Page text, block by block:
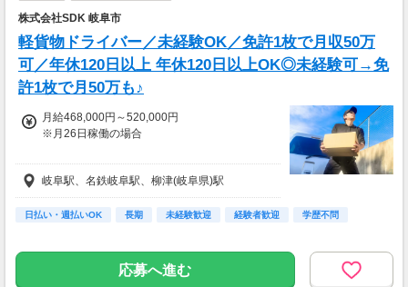
株式会社SDK 岐阜市
軽貨物ドライバー／未経験OK／免許1枚で月収50万
可／年休120日以上 年休120日以上OK◎未経験可→免
許1枚で月50万も♪
月給468,000円～520,000円
※月26日稼働の場合
＜月収例＞
▼月収36万円～40万円
月20日稼働：完全週休2日制
▼月収32.4万円～36万円
月18日稼働：週休3日制
岐阜駅、名鉄岐阜駅、柳津(岐阜県)駅
日払い・週払いOK 長期 未経験歓迎 経験者歓迎 学歴不問
応募へ進む